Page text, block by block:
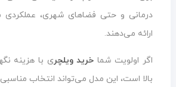
درمانی و حتی فضاهای شهری، عملکردی
ارائه می‌دهند.
اگر اولویت شما خرید ویلچری با هزینه
بالا است، این مدل می‌تواند انتخاب